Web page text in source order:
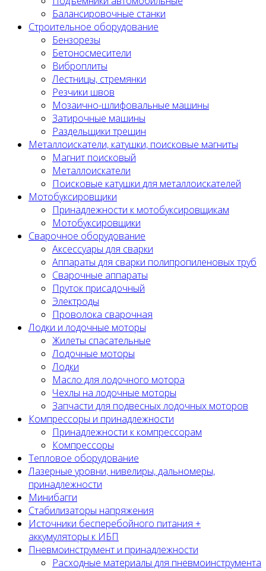
Балансировочные станки
Строительное оборудование
Бензорезы
Бетоносмесители
Виброплиты
Лестницы, стремянки
Резчики швов
Мозаично-шлифовальные машины
Затирочные машины
Раздельщики трещин
Металлоискатели, катушки, поисковые магниты
Магнит поисковый
Металлоискатели
Поисковые катушки для металлоискателей
Мотобуксировщики
Принадлежности к мотобуксировщикам
Мотобуксировщики
Сварочное оборудование
Аксессуары для сварки
Аппараты для сварки полипропиленовых труб
Сварочные аппараты
Пруток присадочный
Электроды
Проволока сварочная
Лодки и лодочные моторы
Жилеты спасательные
Лодочные моторы
Лодки
Масло для лодочного мотора
Чехлы на лодочные моторы
Запчасти для подвесных лодочных моторов
Компрессоры и принадлежности
Принадлежности к компрессорам
Компрессоры
Тепловое оборудование
Лазерные уровни, нивелиры, дальномеры,
принадлежности
Минибагги
Стабилизаторы напряжения
Источники бесперебойного питания +
аккумуляторы к ИБП
Пневмоинструмент и принадлежности
Расходные материалы для пневмоинструмента